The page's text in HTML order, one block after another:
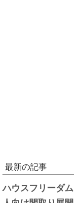
最新の記事
ハウスフリーダ